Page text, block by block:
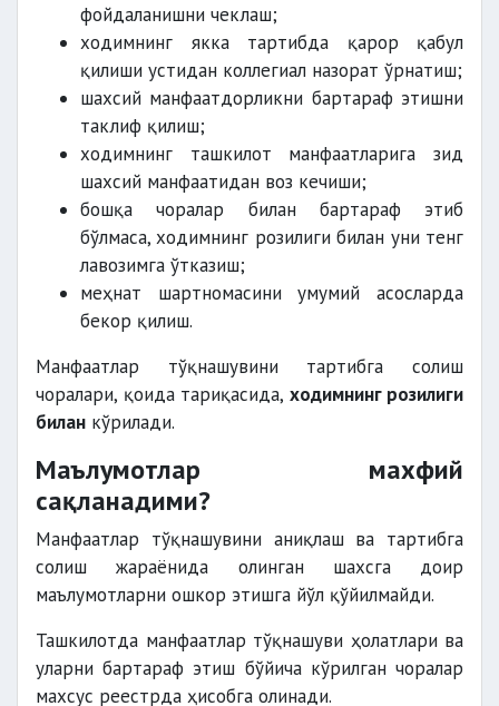
фойдаланишни чеклаш;
ходимнинг якка тартибда қарор қабул
қилиши устидан коллегиал назорат ўрнатиш;
шахсий манфаатдорликни бартараф этишни
таклиф қилиш;
ходимнинг ташкилот манфаатларига зид
шахсий манфаатидан воз кечиши;
бошқа чоралар билан бартараф этиб
бўлмаса, ходимнинг розилиги билан уни тенг
лавозимга ўтказиш;
меҳнат шартномасини умумий асосларда
бекор қилиш.
Манфаатлар тўқнашувини тартибга солиш
чоралари, қоида тариқасида, ходимнинг розилиги
билан кўрилади.
Маълумотлар махфий
сақланадими?
Манфаатлар тўқнашувини аниқлаш ва тартибга
солиш жараёнида олинган шахсга доир
маълумотларни ошкор этишга йўл қўйилмайди.
Ташкилотда манфаатлар тўқнашуви ҳолатлари ва
уларни бартараф этиш бўйича кўрилган чоралар
махсус реестрда ҳисобга олинади.